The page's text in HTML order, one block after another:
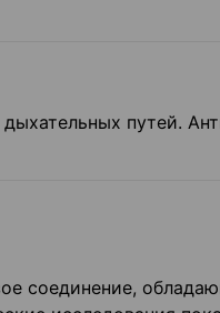
путей.
соединение,